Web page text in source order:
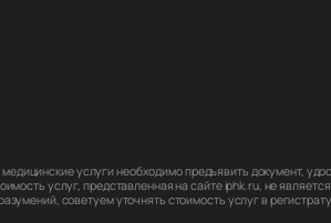
услуги необходимо предъявить документ,
услуг, представленная на сайте iphk.ru, не
советуем уточнять стоимость услуг в